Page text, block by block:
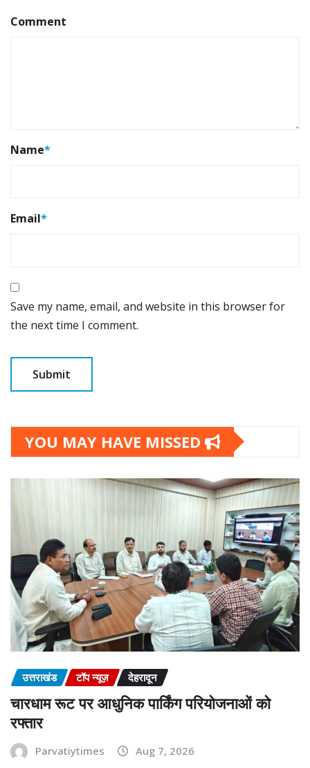
Comment
Name*
Email*
Save my name, email, and website in this browser for
the next time I comment.
YOU MAY HAVE MISSED
उत्तराखंड टॉप न्यूज़ देहरादून
चारधाम रूट पर आधुनिक पार्किंग परियोजनाओं को
रफ्तार
Parvatiytimes Aug 7, 2026